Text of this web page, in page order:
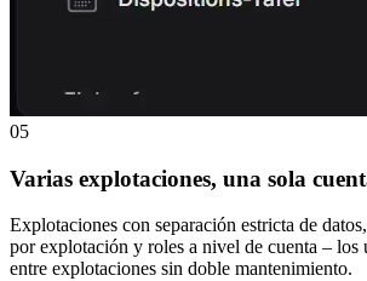
05
Varias explotaciones, una sola
Explotaciones con separación estricta de
por explotación y roles a nivel de cuenta – los
entre explotaciones sin doble mantenimiento.